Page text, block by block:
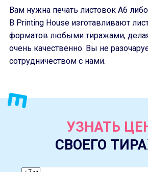
Вам нужна печать листовок А6
В Printing House изготавливают
форматов любыми тиражами,
очень качественно. Вы не
сотрудничеством с нами.
УЗНАТЬ
СВОЕГО